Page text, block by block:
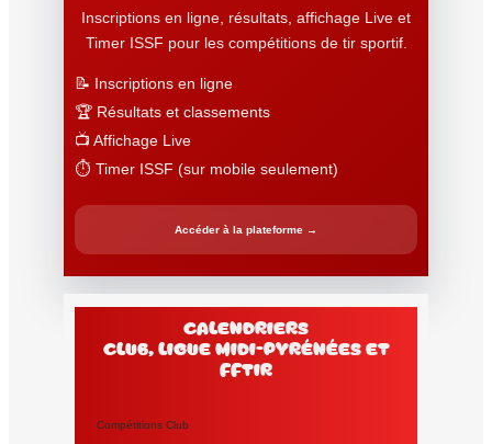
Inscriptions en ligne, résultats, affichage Live et
Timer ISSF pour les compétitions de tir sportif.
📝 Inscriptions en ligne
🏆 Résultats et classements
📺 Affichage Live
⏱️ Timer ISSF (sur mobile seulement)
Accéder à la plateforme →
Calendriers
club, Ligue Midi-Pyrénées et
FFtir
Compétitions Club